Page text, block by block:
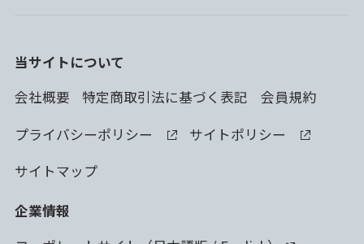
当サイトについて
会社概要
特定商取引法に基づく表記
会員規約
プライバシーポリシー
サイトポリシー
サイトマップ
企業情報